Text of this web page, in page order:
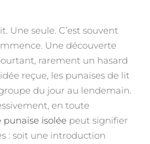
Une seule. C’est souvent
Une découverte
rarement un hasard
reçue, les punaises de lit
du jour au lendemain.
en toute
punaise isolée peut signifier
: soit une introduction